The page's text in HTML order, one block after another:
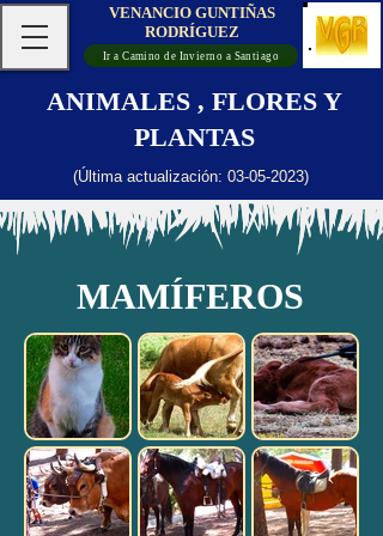
VENANCIO GUNTIÑAS
RODRÍGUEZ
Ir a Camino de Invierno a Santiago
ANIMALES , FLORES Y
PLANTAS
(Última actualización: 03-05-2023)
MAMÍFEROS